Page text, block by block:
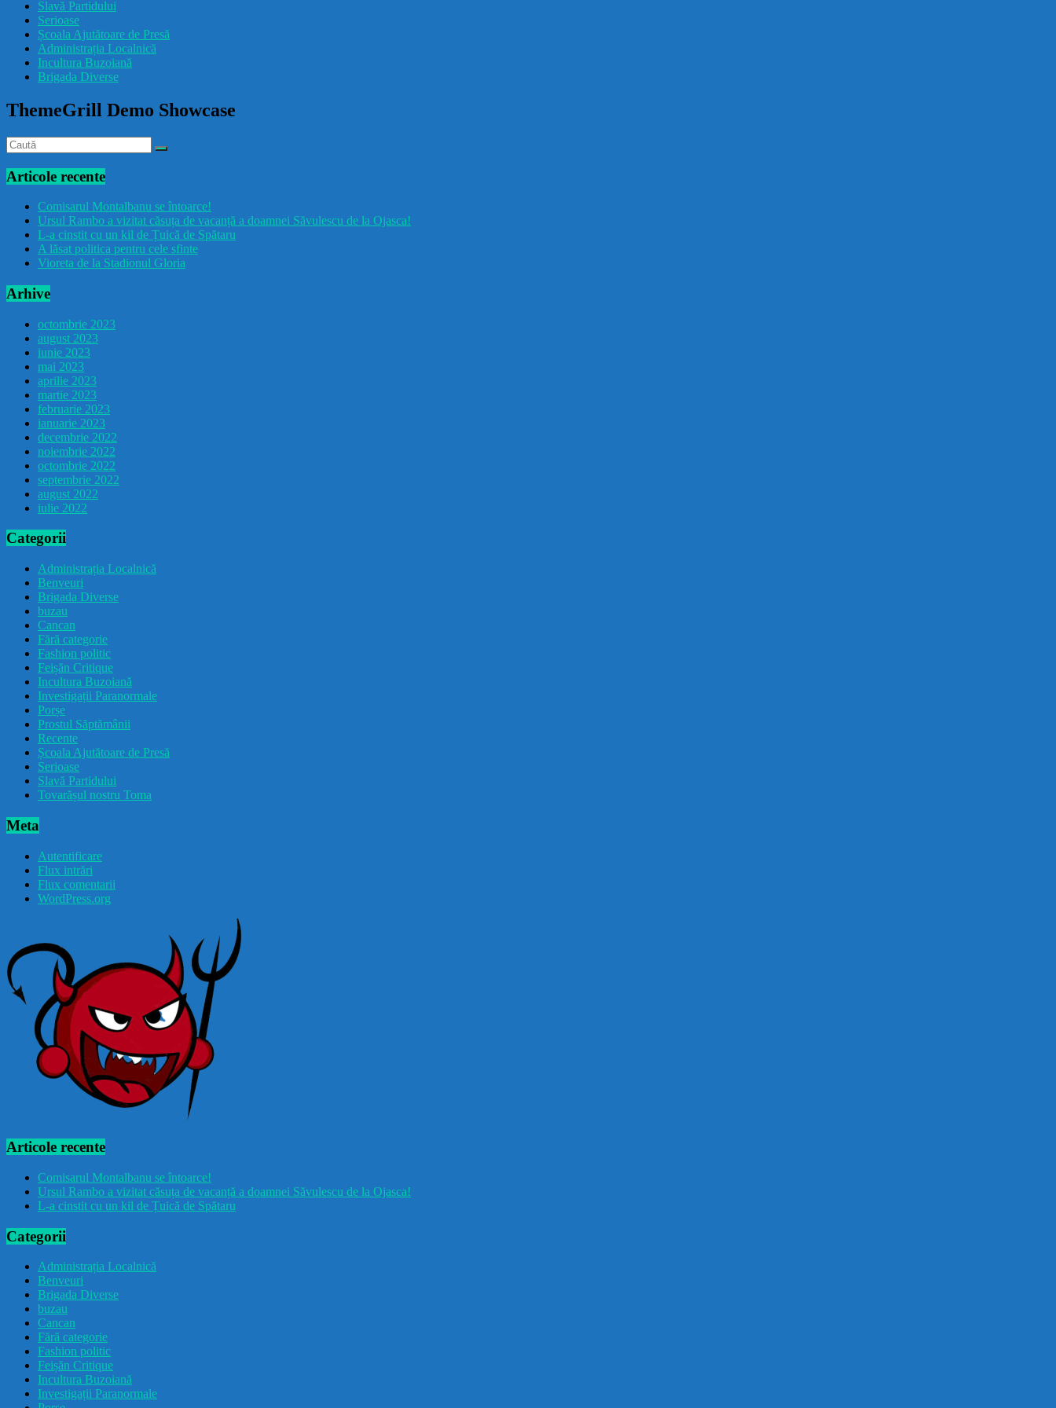
Slavă Partidului
Serioase
Școala Ajutătoare de Presă
Administrația Localnică
Incultura Buzoiană
Brigada Diverse
ThemeGrill Demo Showcase
Articole recente
Comisarul Montalbanu se întoarce!
Ursul Rambo a vizitat căsuța de vacanță a doamnei Săvulescu de la Ojasca!
L-a cinstit cu un kil de Țuică de Spătaru
A lăsat politica pentru cele sfinte
Vioreta de la Stadionul Gloria
Arhive
octombrie 2023
august 2023
iunie 2023
mai 2023
aprilie 2023
martie 2023
februarie 2023
ianuarie 2023
decembrie 2022
noiembrie 2022
octombrie 2022
septembrie 2022
august 2022
iulie 2022
Categorii
Administrația Localnică
Benveuri
Brigada Diverse
buzau
Cancan
Fără categorie
Fashion politic
Feișăn Critique
Incultura Buzoiană
Investigații Paranormale
Porșe
Prostul Săptămânii
Recente
Școala Ajutătoare de Presă
Serioase
Slavă Partidului
Tovarășul nostru Toma
Meta
Autentificare
Flux intrări
Flux comentarii
WordPress.org
Articole recente
Comisarul Montalbanu se întoarce!
Ursul Rambo a vizitat căsuța de vacanță a doamnei Săvulescu de la Ojasca!
L-a cinstit cu un kil de Țuică de Spătaru
Categorii
Administrația Localnică
Benveuri
Brigada Diverse
buzau
Cancan
Fără categorie
Fashion politic
Feișăn Critique
Incultura Buzoiană
Investigații Paranormale